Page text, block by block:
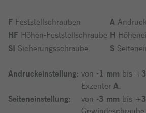
F Feststellschrauben A
HF Höhen-Feststellschraube H
SI Sicherungsschraube S
Andruckeinstellung: von -1 mm bis
Exzenter A.
Seiteneinstellung:
von -3 mm bis
Gewindeschraube